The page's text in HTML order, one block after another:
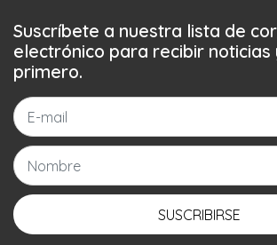
Suscríbete a nuestra lista de
electrónico para recibir noticias
primero.
SUSCRIBIRSE